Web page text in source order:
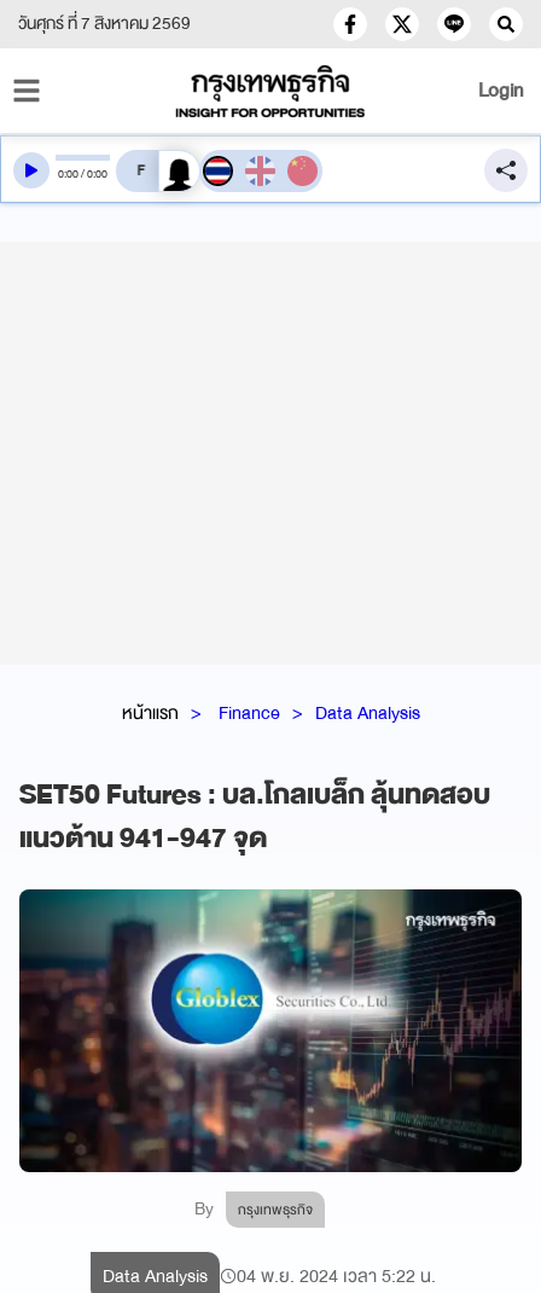
วันศุกร์ ที่ 7 สิงหาคม 2569
Login
หน้าแรก Finance Data Analysis
SET50 Futures : บล.โกลเบล็ก ลุ้นทดสอบ
แนวต้าน 941-947 จุด
By กรุงเทพธุรกิจ
0:00/0:00 สลับเสียงอ่าน
Data Analysis 04 พ.ย. 2024 เวลา 5:22 น.